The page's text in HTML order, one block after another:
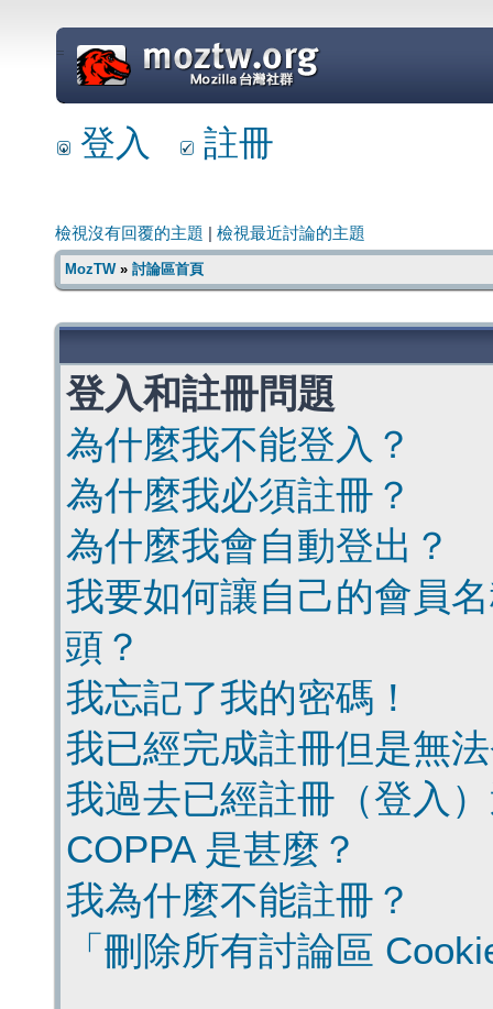
=
登入 註冊
檢視沒有回覆的主題 檢視最近討論的主題
MozTW» 討論區首頁
登入和註冊問題
為什麼我不能登入？
為什麼我必須註冊？
為什麼我會自動登出？
我要如何讓自己的會員
頭？
我忘記了我的密碼！
我已經完成註冊但是無
我過去已經註冊（登入
COPPA 是甚麼？
我為什麼不能註冊？
「刪除所有討論區